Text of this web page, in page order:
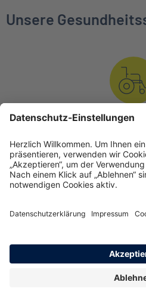
Unsere
Reha-
Unser geschultes
Fallbegleitung koordiniert